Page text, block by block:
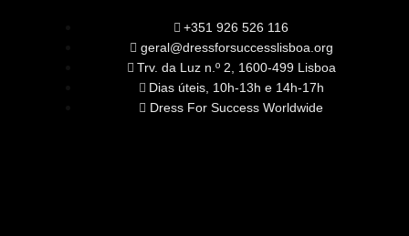
+351 926 526 116
geral@dressforsuccesslisboa.org
Trv. da Luz n.º 2, 1600-499 Lisboa
Dias úteis, 10h-13h e 14h-17h
Dress For Success Worldwide